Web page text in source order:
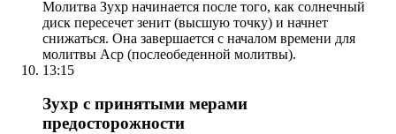
Молитва Зухр начинается после того, как солнечный
диск пересечет зенит (высшую точку) и начнет
снижаться. Она завершается с началом времени для
молитвы Аср (послеобеденной молитвы).
13:15
Зухр с принятыми мерами
предосторожности